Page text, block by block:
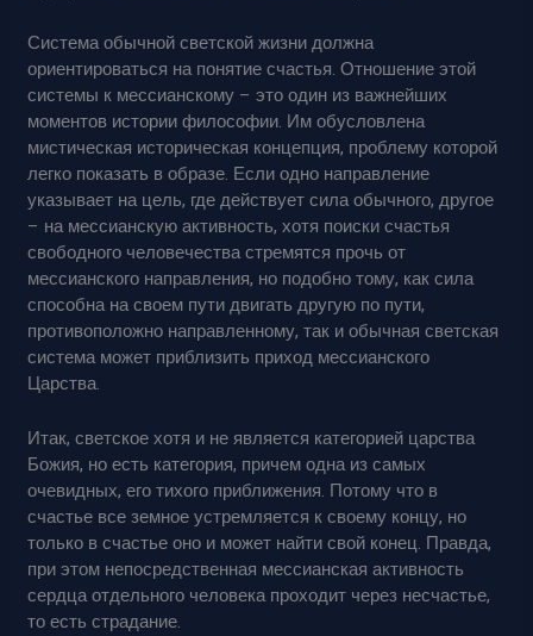
Система обычной светской жизни должна
ориентироваться на понятие счастья. Отношение этой
системы к мессианскому – это один из важнейших
моментов истории философии. Им обусловлена
мистическая историческая концепция, проблему которой
легко показать в образе. Если одно направление
указывает на цель, где действует сила обычного, другое
– на мессианскую активность, хотя поиски счастья
свободного человечества стремятся прочь от
мессианского направления, но подобно тому, как сила
способна на своем пути двигать другую по пути,
противоположно направленному, так и обычная светская
система может приблизить приход мессианского
Царства.
Итак, светское хотя и не является категорией царства
Божия, но есть категория, причем одна из самых
очевидных, его тихого приближения. Потому что в
счастье все земное устремляется к своему концу, но
только в счастье оно и может найти свой конец. Правда,
при этом непосредственная мессианская активность
сердца отдельного человека проходит через несчастье,
то есть страдание.